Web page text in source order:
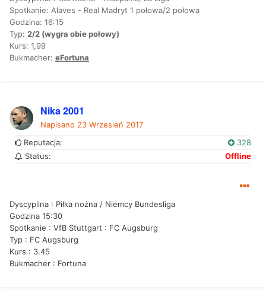
Spotkanie: Alaves - Real Madryt 1 połowa/2 połowa
Godzina: 16:15
Typ: 2/2 (wygra obie połowy)
Kurs: 1,99
Bukmacher: eFortuna
Nika 2001
Napisano 23 Wrzesień 2017
Reputacja:
328
Status:
Offline
Dyscyplina : Piłka nożna / Niemcy Bundesliga
Godzina 15:30
Spotkanie : VfB Stuttgart : FC Augsburg
Typ : FC Augsburg
Kurs : 3.45
Bukmacher : Fortuna